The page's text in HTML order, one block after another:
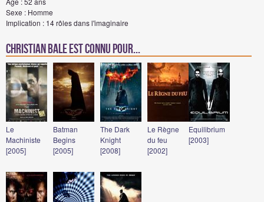
Sexe : Homme
Implication : 14 rôles dans l'imaginaire
Christian Bale est connu pour...
Le
Machiniste
[2005]
Batman
Begins
[2005]
The Dark
Knight
[2008]
Le Règne
du feu
[2002]
Equilibrium
[2003]